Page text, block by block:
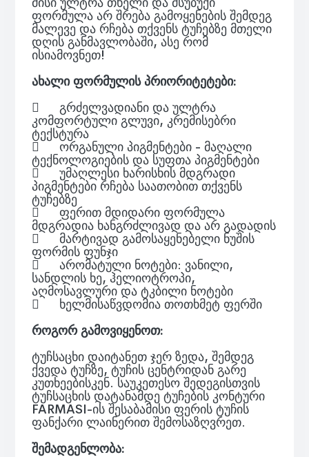
ფორმულა არ შრება გამოყენების შემდეგ
მალევე და რჩება თქვენს ტუჩებზე მთელი
დღის განმავლობაში, ასე რომ
ისიამოვნეთ!
ახალი ფორმულის პრიორიტეტები:

გრძელვადიანი და ულტრა
კომფორტული გლუვი, კრემისებრი
ტექსტურა

ორგანული პიგმენტები - მაღალი
ტექნოლოგიების და სუფთა პიგმენტები

უმაღლესი ხარისხის მდგრადი
პიგმენტები რჩება საათობით თქვენს
ტუჩებზე

ფერით მდიდარი ფორმულა
მდგრადია ხანგრძლივად და არ გადადის

მარტივად გამოსაყენებელი ნუშის
ფორმის ფუნჯი

არომატული ნოტები: ვანილი,
სანდლის ხე, ჰელიოტროპი,
აღმოსავლური და ტკბილი ნოტები

ხელმისაწვდომია თოთხმეტ ფერში
როგორ გამოვიყენოთ:
ტუჩსაცხი დაიტანეთ ჯერ ზედა, შემდეგ
ქვედა ტუჩზე, ტუჩის ცენტრიდან გარე
კუთხეებისკენ. საუკეთესო შედეგისთვის
ტუჩსაცხის დატანამდე ტუჩების კონტური
FARMASI-ის შესაბამისი ფერის ტუჩის
ფანქარი ლაინერით შემოსაზღვრეთ.
შემადგენლობა: